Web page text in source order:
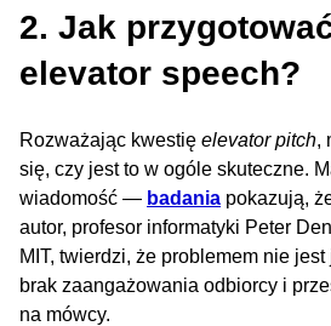
2. Jak
elevator speech?
Rozważając kwestię elevator pitch,
się, czy jest to w ogóle skuteczne.
wiadomość — badania pokazują,
autor, profesor informatyki Peter
MIT, twierdzi, że problemem nie
brak zaangażowania odbiorcy i
na mówcy.